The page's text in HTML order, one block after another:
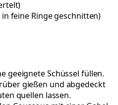
)
in feine Ringe geschnitten)
geeignete Schüssel füllen.
gießen und abgedeckt
quellen lassen.